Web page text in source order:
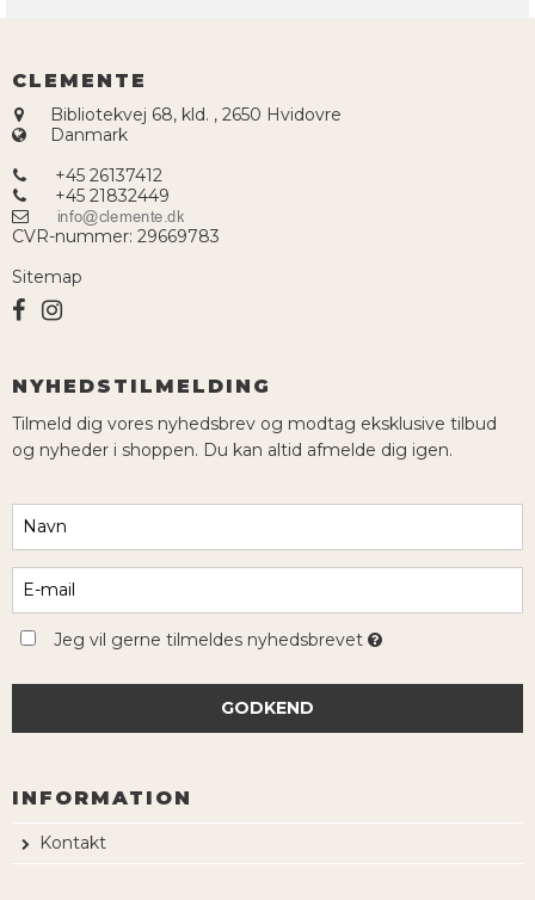
CLEMENTE
Bibliotekvej 68, kld. , 2650 Hvidovre
Danmark
+45 26137412
+45 21832449
CVR-nummer: 29669783
Sitemap
NYHEDSTILMELDING
Tilmeld dig vores nyhedsbrev og modtag eksklusive tilbud
og nyheder i shoppen. Du kan altid afmelde dig igen.
Jeg vil gerne tilmeldes nyhedsbrevet
GODKEND
INFORMATION
Kontakt